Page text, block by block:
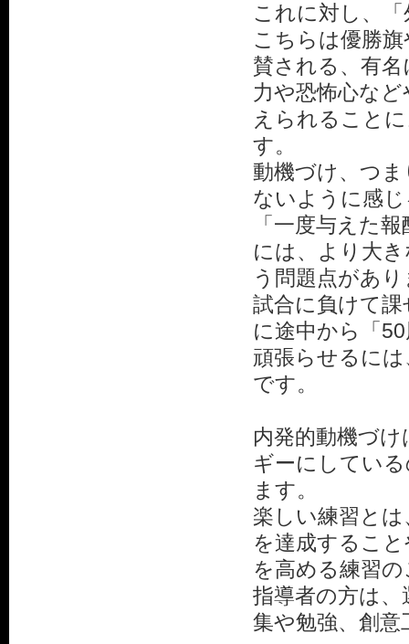
これに対し、
こちらは優勝
賛される、有
力や恐怖心な
えられること
す。
動機づけ、つ
ないように感
「一度与えた
には、より大
う問題点があ
試合に負けて
に途中から「
頑張らせるに
です。
内発的動機づ
ギーにしてい
ます。
楽しい練習と
を達成するこ
を高める練習
指導者の方は
集や勉強、創